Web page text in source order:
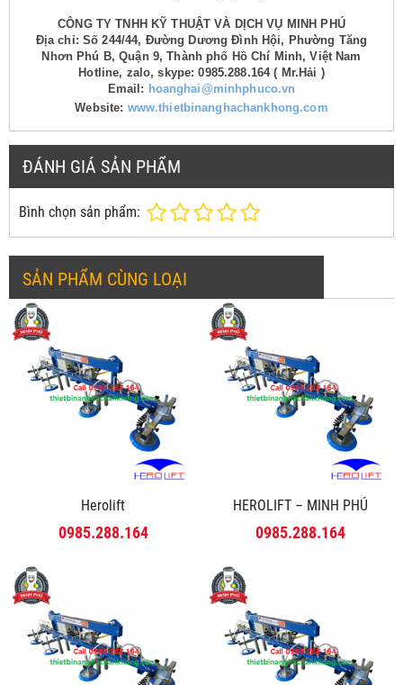
CÔNG TY TNHH KỸ THUẬT VÀ DỊCH VỤ MINH PHÚ
Địa chỉ: Số 244/44, Đường Dương Đình Hội, Phường Tăng
Nhơn Phú B, Quận 9, Thành phố Hồ Chí Minh, Việt Nam
Hotline, zalo, skype: 0985.288.164 ( Mr.Hải )
Email: hoanghai@minhphuco.vn
Website: www.thietbinanghachankhong.com
ĐÁNH GIÁ SẢN PHẨM
Bình chọn sản phẩm:
SẢN PHẨM CÙNG LOẠI
Herolift
0985.288.164
HEROLIFT – MINH PHÚ
0985.288.164